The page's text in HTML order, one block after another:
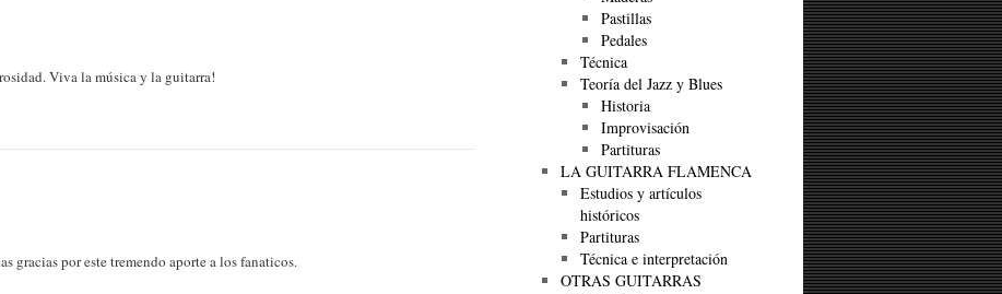
Viva la música y la guitarra!
gracias por este tremendo aporte a los fanaticos.
Pastillas
Pedales
Técnica
Teoría del Jazz y Blues
Historia
Improvisación
Partituras
LA GUITARRA FLAMENCA
Estudios y artículos
históricos
Partituras
Técnica e interpretación
OTRAS GUITARRAS